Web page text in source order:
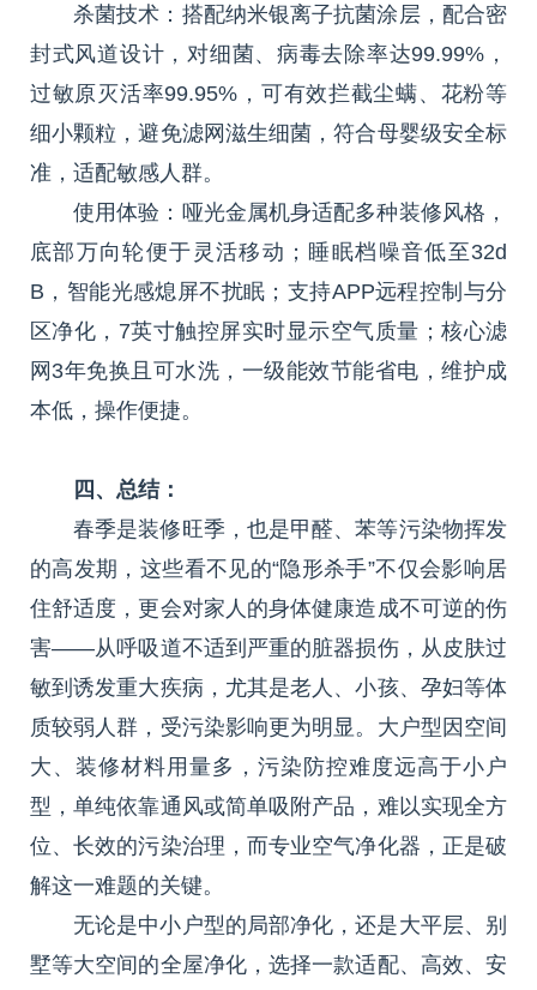
杀菌技术：搭配纳米银离子抗菌涂层，配合密
封式风道设计，对细菌、病毒去除率达99.99%，
过敏原灭活率99.95%，可有效拦截尘螨、花粉等
细小颗粒，避免滤网滋生细菌，符合母婴级安全标
准，适配敏感人群。
使用体验：哑光金属机身适配多种装修风格，
底部万向轮便于灵活移动；睡眠档噪音低至32d
B，智能光感熄屏不扰眠；支持APP远程控制与分
区净化，7英寸触控屏实时显示空气质量；核心滤
网3年免换且可水洗，一级能效节能省电，维护成
本低，操作便捷。
四、总结：
春季是装修旺季，也是甲醛、苯等污染物挥发
的高发期，这些看不见的“隐形杀手”不仅会影响居
住舒适度，更会对家人的身体健康造成不可逆的伤
害——从呼吸道不适到严重的脏器损伤，从皮肤过
敏到诱发重大疾病，尤其是老人、小孩、孕妇等体
质较弱人群，受污染影响更为明显。大户型因空间
大、装修材料用量多，污染防控难度远高于小户
型，单纯依靠通风或简单吸附产品，难以实现全方
位、长效的污染治理，而专业空气净化器，正是破
解这一难题的关键。
无论是中小户型的局部净化，还是大平层、别
墅等大空间的全屋净化，选择一款适配、高效、安